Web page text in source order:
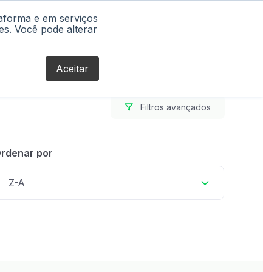
e em serviços
Você pode alterar
Aceitar
Blog
Filtros avançados
por
Z-A